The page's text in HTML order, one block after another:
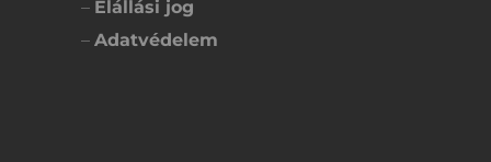
– Elállási jog
– Adatvédelem